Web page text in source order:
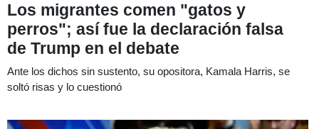
Los migrantes comen "gatos y
perros"; así fue la declaración falsa
de Trump en el debate
Ante los dichos sin sustento, su opositora, Kamala Harris, se
soltó risas y lo cuestionó